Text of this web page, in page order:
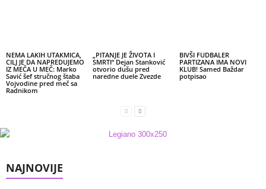
NEMA LAKIH UTAKMICA,
CILJ JE DA NAPREDUJEMO
IZ MEČA U MEČ: Marko
Savić šef stručnog štaba
Vojvodine pred meč sa
Radnikom
„PITANJE JE ŽIVOTA I
SMRTI“ Dejan Stanković
otvorio dušu pred
naredne duele Zvezde
BIVŠI FUDBALER
PARTIZANA IMA NOVI
KLUB! Samed Baždar
potpisao
NAJNOVIJE